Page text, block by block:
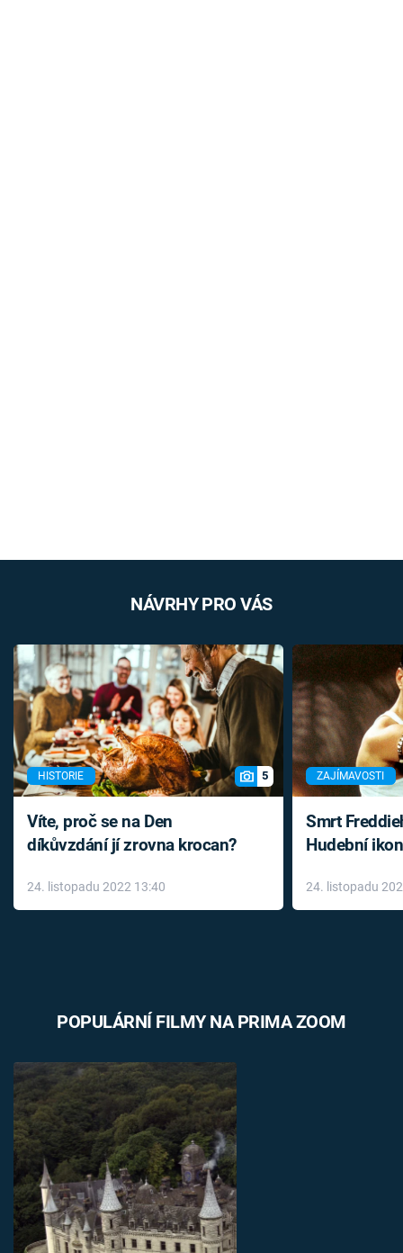
NÁVRHY PRO VÁS
HISTORIE 5
Víte, proč se na Den
díkůvzdání jí zrovna krocan?
24. listopadu 2022 13:40
ZAJÍMAVOSTI
Smrt
Hudební
léky
24. listopadu
POPULÁRNÍ FILMY NA PRIMA ZOOM